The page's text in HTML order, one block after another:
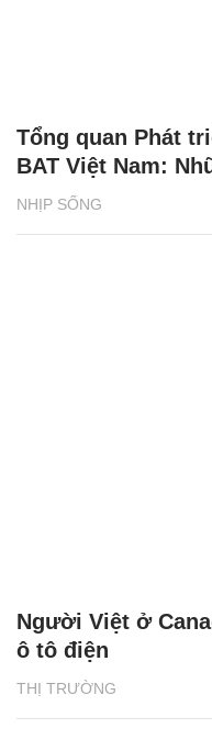
NHỊP SỐNG
Tổng quan Phát
BAT Việt Nam:
THỊ TRƯỜNG
Người Việt ở
ô tô điện